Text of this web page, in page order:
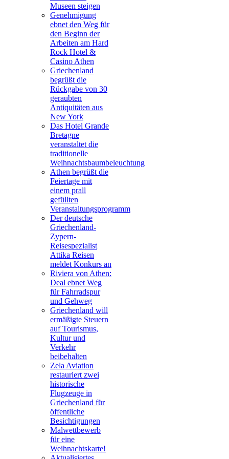
Museen steigen
Genehmigung
ebnet den Weg für
den Beginn der
Arbeiten am Hard
Rock Hotel &
Casino Athen
Griechenland
begrüßt die
Rückgabe von 30
geraubten
Antiquitäten aus
New York
Das Hotel Grande
Bretagne
veranstaltet die
traditionelle
Weihnachtsbaumbeleuchtung
Athen begrüßt die
Feiertage mit
einem prall
gefüllten
Veranstaltungsprogramm
Der deutsche
Griechenland-
Zypern-
Reisespezialist
Attika Reisen
meldet Konkurs an
Riviera von Athen:
Deal ebnet Weg
für Fahrradspur
und Gehweg
Griechenland will
ermäßigte Steuern
auf Tourismus,
Kultur und
Verkehr
beibehalten
Zela Aviation
restauriert zwei
historische
Flugzeuge in
Griechenland für
öffentliche
Besichtigungen
Malwettbewerb
für eine
Weihnachtskarte!